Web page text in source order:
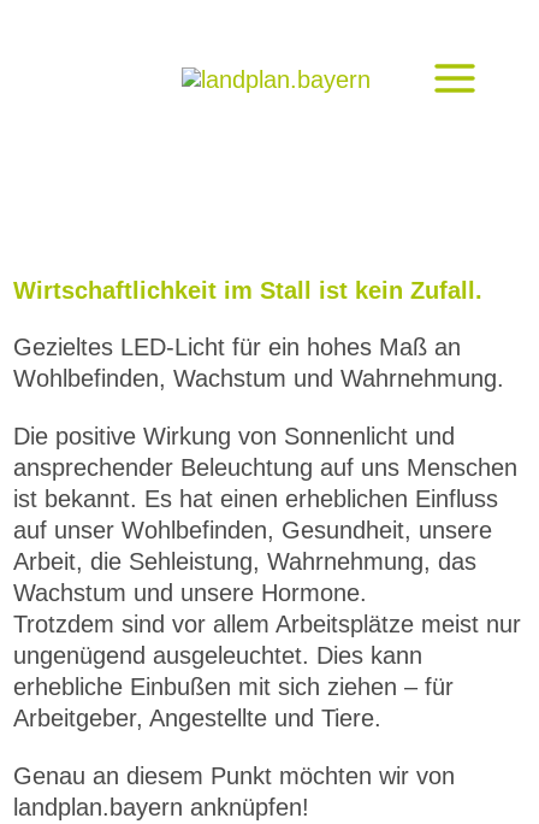
Wirtschaftlichkeit im Stall ist kein Zufall.
Gezieltes LED-Licht für ein hohes Maß an
Wohlbefinden, Wachstum und Wahrnehmung.
Die positive Wirkung von Sonnenlicht und
ansprechender Beleuchtung auf uns Menschen
ist bekannt. Es hat einen erheblichen Einfluss
auf unser Wohlbefinden, Gesundheit, unsere
Arbeit, die Sehleistung, Wahrnehmung, das
Wachstum und unsere Hormone.
Trotzdem sind vor allem Arbeitsplätze meist nur
ungenügend ausgeleuchtet. Dies kann
erhebliche Einbußen mit sich ziehen – für
Arbeitgeber, Angestellte und Tiere.
Genau an diesem Punkt möchten wir von
landplan.bayern anknüpfen!